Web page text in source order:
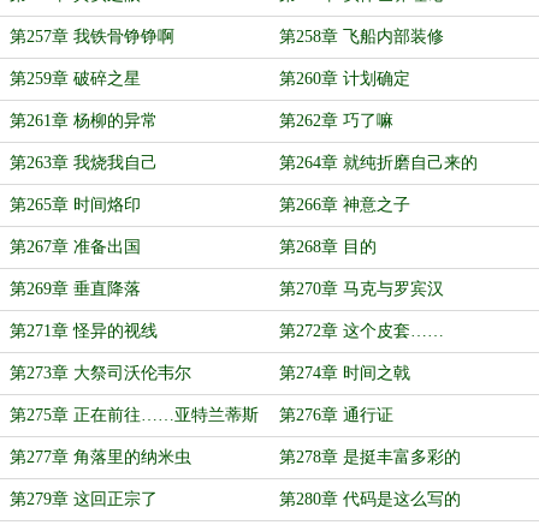
第257章 我铁骨铮铮啊 第258章 飞船内部装修
第259章 破碎之星 第260章 计划确定
第261章 杨柳的异常 第262章 巧了嘛
第263章 我烧我自己 第264章 就纯折磨自己来的
第265章 时间烙印 第266章 神意之子
第267章 准备出国 第268章 目的
第269章 垂直降落 第270章 马克与罗宾汉
第271章 怪异的视线 第272章 这个皮套……
第273章 大祭司沃伦韦尔 第274章 时间之戟
第275章 正在前往……亚特兰蒂斯 第276章 通行证
第277章 角落里的纳米虫 第278章 是挺丰富多彩的
第279章 这回正宗了 第280章 代码是这么写的